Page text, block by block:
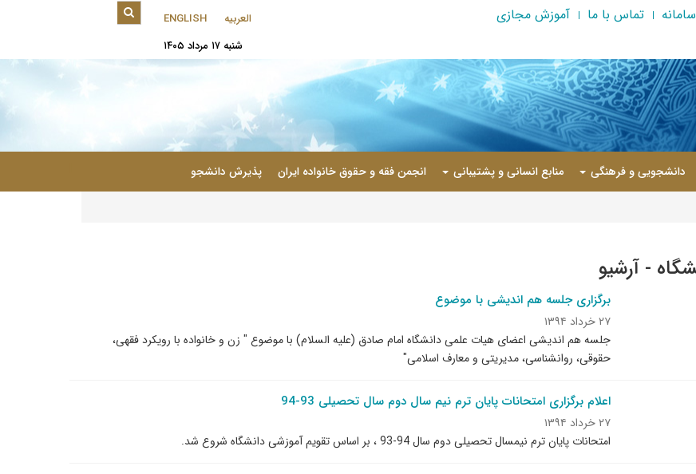
تماس با ما
آموزش مجازی
العربیه
ENGLISH
شنبه ۱۷ مرداد ۱۴۰۵
دانشجویی و فرهنگی منابع انسانی و پشتیبانی انجمن فقه و حقوق خانواده ایران پذیرش دانشجو
- آرشیو
برگزاری جلسه هم اندیشی با موضوع
۲۷ خرداد ۱۳۹۴
جلسه هم اندیشی اعضای هیات علمی دانشگاه امام صادق (علیه السلام) با موضوع " زن و خانواده با رویکرد فقهی،
حقوقی، روانشناسی، مدیریتی و معارف اسلامی"
اعلام برگزاری امتحانات پایان ترم نیم سال دوم سال تحصیلی 93-94
۲۷ خرداد ۱۳۹۴
امتحانات پایان ترم نیمسال تحصیلی دوم سال 94-93 ، بر اساس تقویم آموزشی دانشگاه شروع شد.